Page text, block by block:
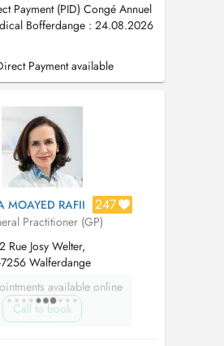
Payment (PID) Congé Annuel
Bofferdange : 24.08.2026
patients sont pries
reponse leur nom, prénom
pour que le rendez-vous soit
Payment available
MOAYED RAFII 247
Practitioner (GP)
2 Rue Josy Welter,
7256 Walferdange
available online
Call to book